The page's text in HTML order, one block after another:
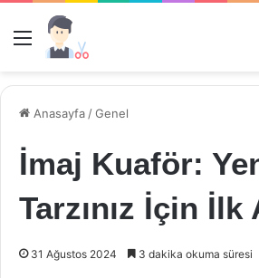
Menü
Anasayfa /Genel
İmaj Kuaför:
Tarzınız İçin İlk
31 Ağustos 2024 3 dakika okuma süresi